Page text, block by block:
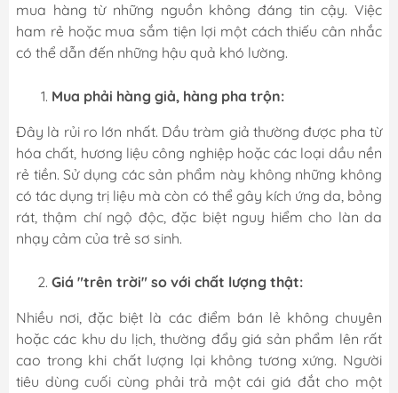
mua hàng từ những nguồn không đáng tin cậy. Việc
ham rẻ hoặc mua sắm tiện lợi một cách thiếu cân nhắc
có thể dẫn đến những hậu quả khó lường.
Mua phải hàng giả, hàng pha trộn:
Đây là rủi ro lớn nhất. Dầu tràm giả thường được pha từ
hóa chất, hương liệu công nghiệp hoặc các loại dầu nền
rẻ tiền. Sử dụng các sản phẩm này không những không
có tác dụng trị liệu mà còn có thể gây kích ứng da, bỏng
rát, thậm chí ngộ độc, đặc biệt nguy hiểm cho làn da
nhạy cảm của trẻ sơ sinh.
Giá "trên trời" so với chất lượng thật:
Nhiều nơi, đặc biệt là các điểm bán lẻ không chuyên
hoặc các khu du lịch, thường đẩy giá sản phẩm lên rất
cao trong khi chất lượng lại không tương xứng. Người
tiêu dùng cuối cùng phải trả một cái giá đắt cho một